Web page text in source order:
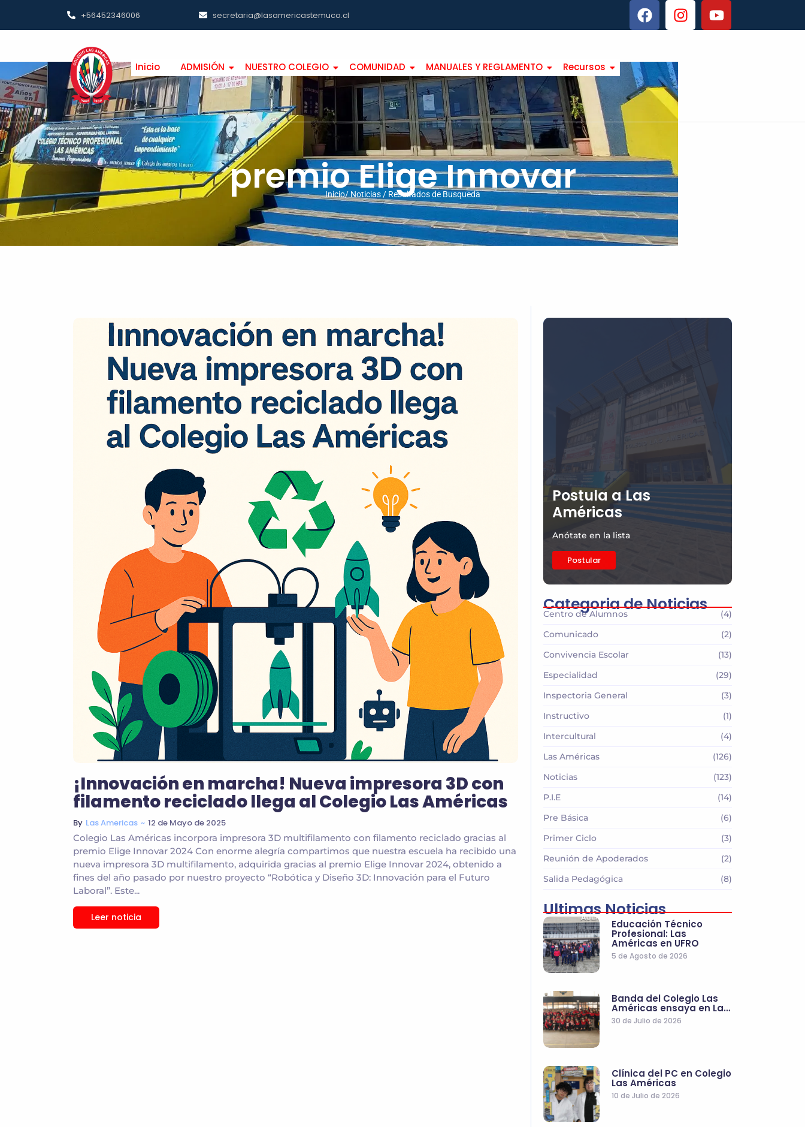
+56452346006 secretaria@lasamericastemuco.cl
Inicio ADMISIÓN NUESTRO COLEGIO COMUNIDAD MANUALES Y REGLAMENTO Recursos
premio Elige Innovar
Inicio/ Noticias / Resultados de Busqueda
¡Innovación en marcha! Nueva impresora 3D con
filamento reciclado llega al Colegio Las Américas
By Las Americas ~ 12 de Mayo de 2025
Colegio Las Américas incorpora impresora 3D multifilamento con filamento reciclado gracias al
premio Elige Innovar 2024 Con enorme alegría compartimos que nuestra escuela ha recibido una
nueva impresora 3D multifilamento, adquirida gracias al premio Elige Innovar 2024, obtenido a
fines del año pasado por nuestro proyecto “Robótica y Diseño 3D: Innovación para el Futuro
Laboral”. Este...
Leer noticia
Postula a Las
Américas
Anótate en la lista
Postular
Categoria de Noticias
Centro de Alumnos
(4)
Comunicado
(2)
Convivencia Escolar
(13)
Especialidad
(29)
Inspectoria General
(3)
Instructivo
(1)
Intercultural
(4)
Las Américas
(126)
Noticias
(123)
P.I.E
(14)
Pre Básica
(6)
Primer Ciclo
(3)
Reunión de Apoderados
(2)
Salida Pedagógica
(8)
Ultimas Noticias
Educación Técnico
Profesional: Las
Américas en UFRO
5 de Agosto de 2026
Banda del Colegio Las
Américas ensaya en La…
30 de Julio de 2026
Clínica del PC en Colegio
Las Américas
10 de Julio de 2026